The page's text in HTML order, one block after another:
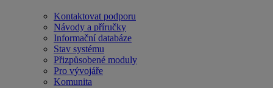
Kontaktovat podporu
Návody a příručky
Informační databáze
Stav systému
Přizpůsobené moduly
Pro vývojáře
Komunita